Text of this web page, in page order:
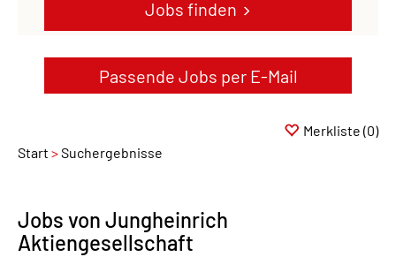
Passende Jobs per E-Mail
Jobs finden
Start Suchergebnisse
Merkliste (0)
Jobs von Jungheinrich
Aktiengesellschaft